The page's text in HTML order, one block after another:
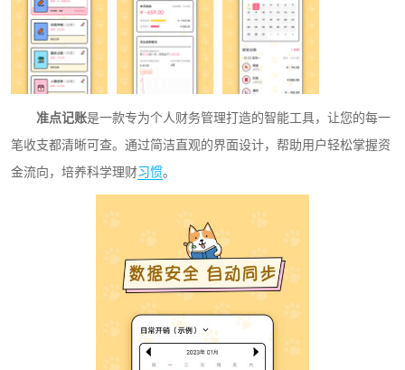
准点记账是一款专为个人财务管理打造的智能工具，让您的每一
笔收支都清晰可查。通过简洁直观的界面设计，帮助用户轻松掌握资
金流向，培养科学理财习惯。